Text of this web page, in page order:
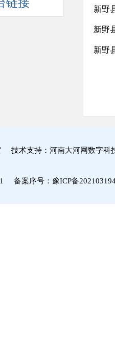
链接
新野
新野
新野
技术支持：河南大河网数字科
备案序号： 豫ICP备